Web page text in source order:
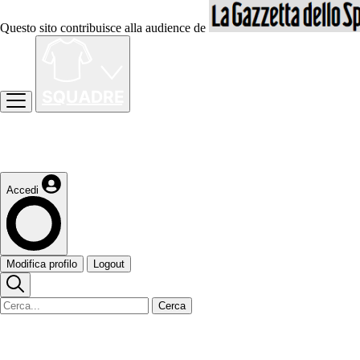
Questo sito contribuisce alla audience de
Accedi
Modifica profilo Logout
Cerca